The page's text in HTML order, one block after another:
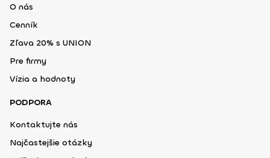
O nás
Cenník
Zľava 20% s UNION
Pre firmy
Vízia a hodnoty
PODPORA
Kontaktujte nás
Najčastejšie otázky